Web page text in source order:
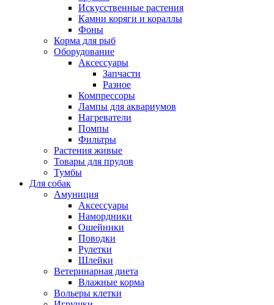
Искусственные растения
Камни коряги и кораллы
Фоны
Корма для рыб
Оборудование
Аксессуары
Запчасти
Разное
Компрессоры
Лампы для аквариумов
Нагреватели
Помпы
Фильтры
Растения живые
Товары для прудов
Тумбы
Для собак
Амуниция
Аксессуары
Намордники
Ошейники
Поводки
Рулетки
Шлейки
Ветеринарная диета
Влажные корма
Вольеры клетки